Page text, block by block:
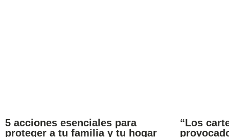
5 acciones esenciales para
proteger a tu familia y tu hogar
“Los